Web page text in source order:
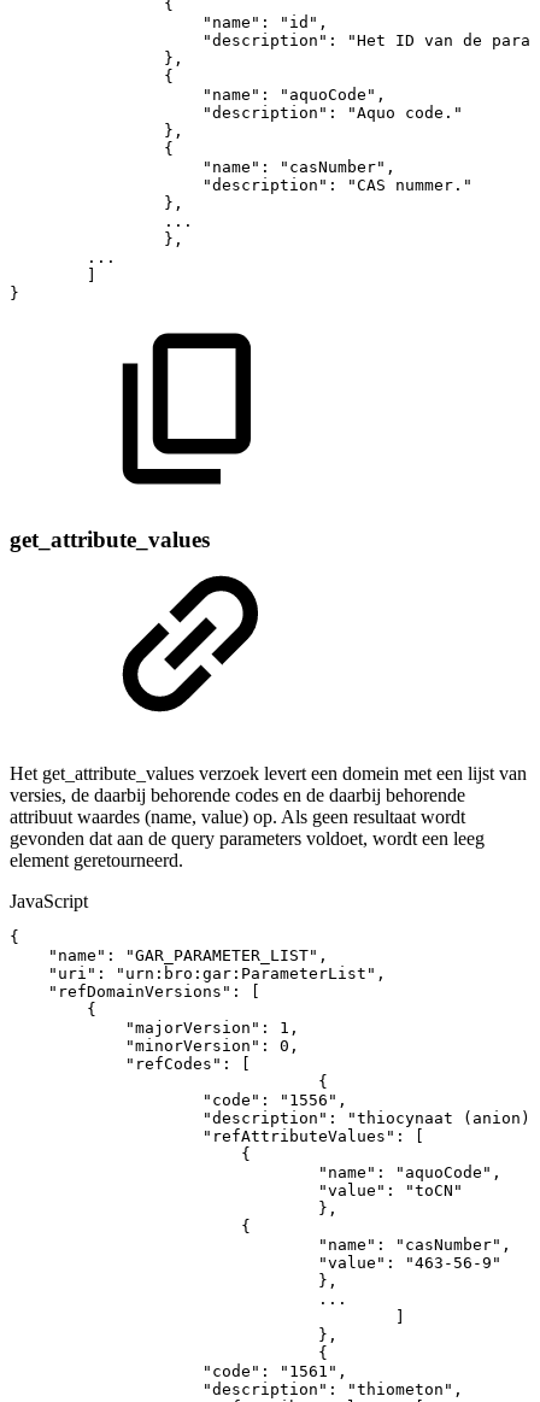
{
"name" : "id" ,
"description" : "Het ID van de
} ,
{
"name" : "aquoCode" ,
"description" : "Aquo
code."
} ,
{
"name" : "casNumber" ,
"description" : "CAS
nummer."
} ,
...
} ,
...
}
get_attribute_values
Het get_attribute_values verzoek levert een domein met een lijst van
versies, de daarbij behorende codes en de daarbij behorende
attribuut waardes (name, value) op. Als geen resultaat wordt
gevonden dat aan de query parameters voldoet, wordt een leeg
element geretourneerd.
JavaScript
{
"name" : "GAR_PARAMETER_LIST" ,
"uri" : "urn:bro:gar:ParameterList" ,
"refDomainVersions" :
[
{
"majorVersion" : 1 ,
"minorVersion" : 0 ,
"refCodes" :
[
{
"code" : "1556" ,
"description" : "thiocynaat
(anion)"
"refAttributeValues" :
[
{
"name" : "aquoCode" ,
"value" :
"toCN"
} ,
{
"name" : "casNumber" ,
"value" :
"463-56-9"
} ,
...
]
} ,
{
"code" : "1561" ,
"description" : "thiometon" ,